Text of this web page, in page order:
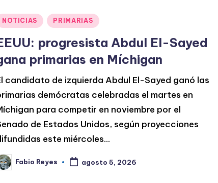
NOTICIAS PRIMARIAS
progresista Abdul El-Sayed
primarias en Míchigan
candidato de izquierda Abdul El-Sayed ganó las
demócratas celebradas el martes en
para competir en noviembre por el
de Estados Unidos, según proyecciones
este miércoles...
Fabio Reyes agosto 5, 2026